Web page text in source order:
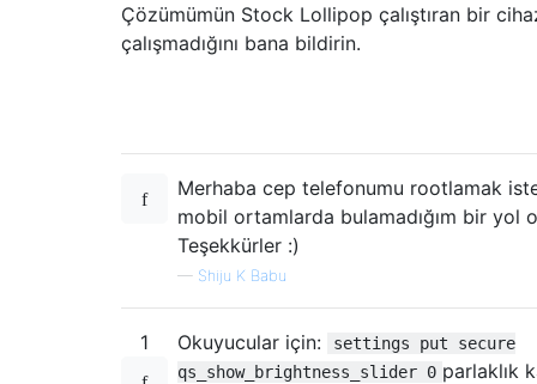
Çözümümün Stock Lollipop çalıştıran bir
çalışmadığını bana bildirin.
Merhaba cep telefonumu rootlamak
mobil ortamlarda bulamadığım bir yol
Teşekkürler :)
— Shiju K Babu
1 Okuyucular için:
settings put secure
qs_show_brightness_slider 0 parlaklık